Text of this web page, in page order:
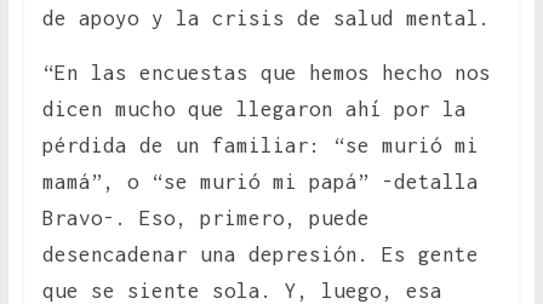
de apoyo y la crisis de salud mental.
“En las encuestas que hemos hecho nos
dicen mucho que llegaron ahí por la
pérdida de un familiar: “se murió mi
mamá”, o “se murió mi papá” -detalla
Bravo-. Eso, primero, puede
desencadenar una depresión. Es gente
que se siente sola. Y, luego, esa